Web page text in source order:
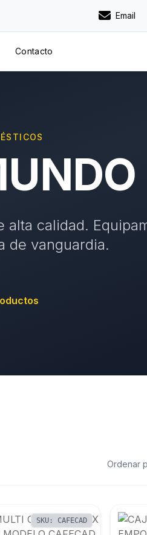
Email
Contacto
calidad.
de vanguardia.
Ordenar
SKU: CAFECAD